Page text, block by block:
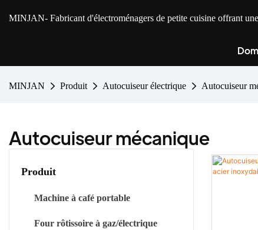
MINJAN- Fabricant d'électroménagers de petite cuisine offrant
MINJAN Produit Autocuiseur électrique Autocuiseur
Autocuiseur mécanique
Produit
Machine à café portable
Four rôtissoire à gaz/électrique